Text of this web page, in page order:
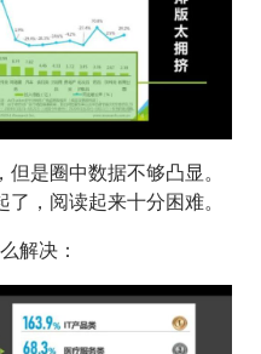
是圈中数据不够凸显。
，阅读起来十分困难。
解决：